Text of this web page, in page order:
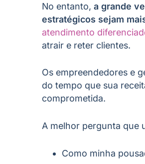
No entanto, a grande
estratégicos sejam
atendimento
atrair e reter clientes.
Os empreendedores e
do tempo que sua
comprometida.
A melhor pergunta que
Como minha